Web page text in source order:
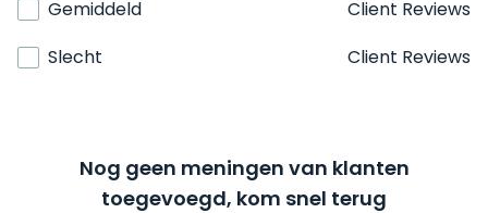
Gemiddeld
Client Reviews
Slecht
Client Reviews
Nog geen meningen van klanten
toegevoegd, kom snel terug